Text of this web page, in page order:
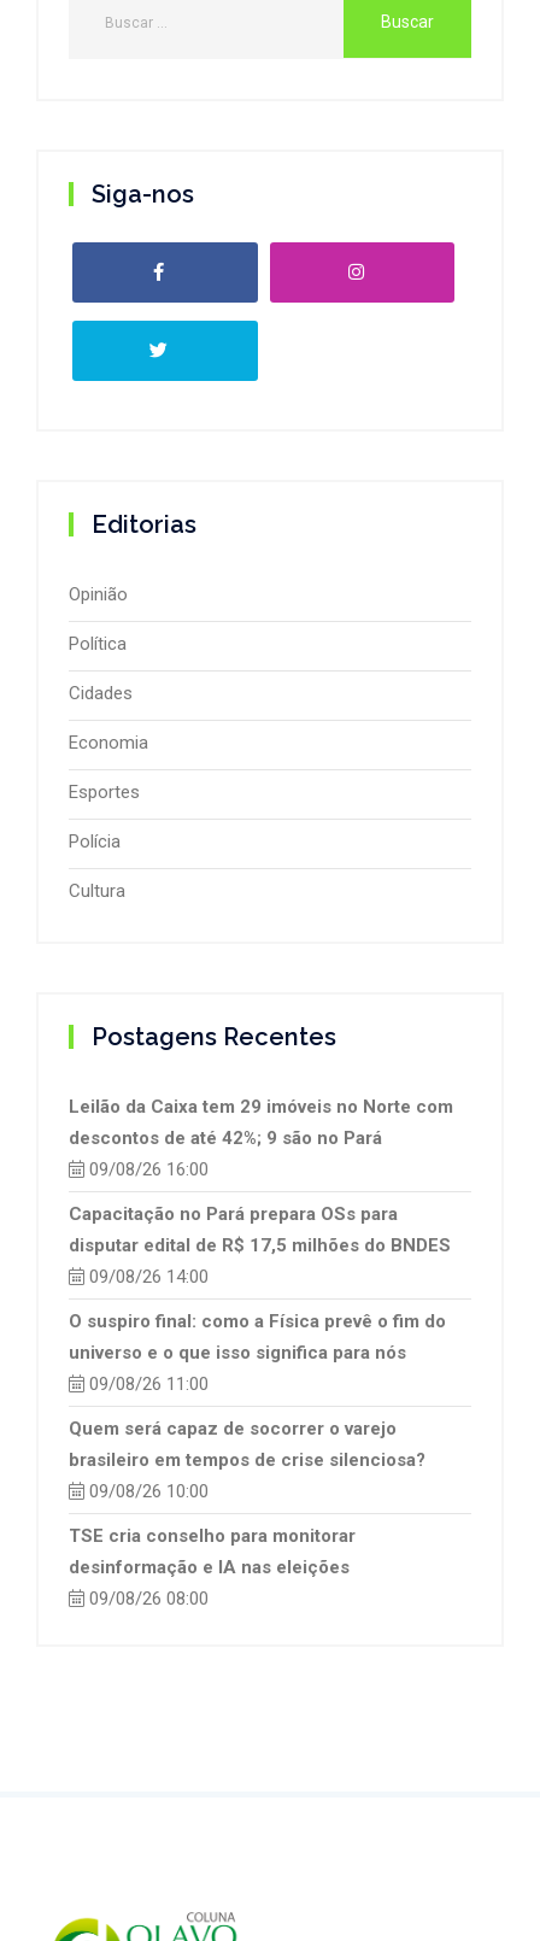
Siga-nos
Editorias
Opinião
Política
Cidades
Economia
Esportes
Polícia
Cultura
Postagens Recentes
Leilão da Caixa tem 29 imóveis no Norte com
descontos de até 42%; 9 são no Pará
09/08/26 16:00
Capacitação no Pará prepara OSs para
disputar edital de R$ 17,5 milhões do BNDES
09/08/26 14:00
O suspiro final: como a Física prevê o fim do
universo e o que isso significa para nós
09/08/26 11:00
Quem será capaz de socorrer o varejo
brasileiro em tempos de crise silenciosa?
09/08/26 10:00
TSE cria conselho para monitorar
desinformação e IA nas eleições
09/08/26 08:00